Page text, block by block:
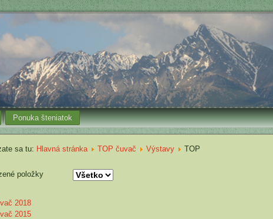
Ponuka šteniatok
sa tu: Hlavná stránka TOP čuvač Výstavy TOP
položky
2018
2015